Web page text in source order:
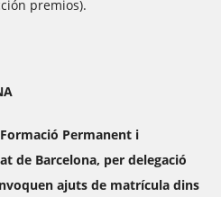
premios).
Permanent i
de Barcelona, per delegació
ajuts de matrícula dins